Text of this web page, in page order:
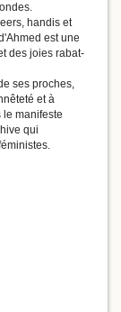
handis et
est une
des joies rabat-
ses proches,
et à
le manifeste
qui